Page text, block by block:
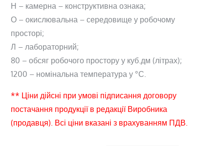
Н – камерна – конструктивна ознака;
О – окислювальна – середовище у робочому
просторі;
Л – лабораторний;
80 – обсяг робочого простору у куб.дм (літрах);
1200 – номінальна температура у °С.
** Ціни дійсні при умові підписання договору
постачання продукції в редакції Виробника
(продавця). Всі ціни вказані з врахуванням ПДВ.